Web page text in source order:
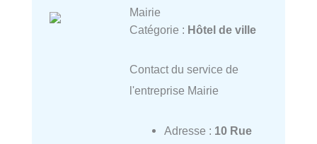
Mairie
Catégorie : Hôtel de ville
Contact du service de
l'entreprise Mairie
Adresse : 10 Rue